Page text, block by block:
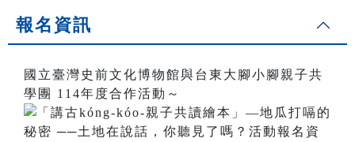
報名資訊
國立臺灣史前文化博物館與台東大腳小腳親子共
學團 114年度合作活動～